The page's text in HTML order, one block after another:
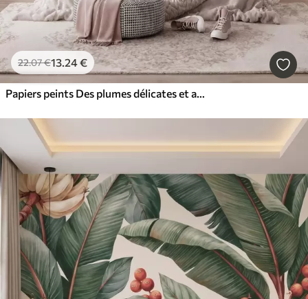
22.07€13.24€
Papiers peints Des plumes délicates et aériennes, nimbées d'une brume rose-pêche aux reflets chatoyants